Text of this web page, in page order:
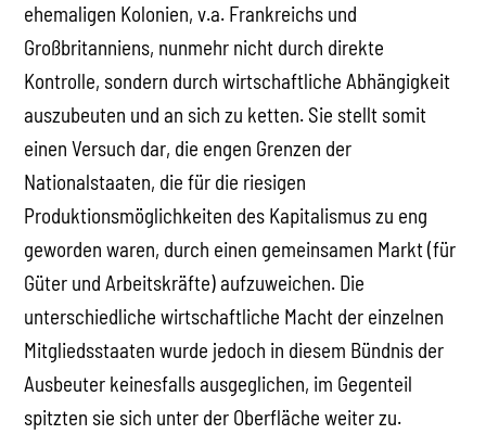
ehemaligen Kolonien, v.a. Frankreichs und
Großbritanniens, nunmehr nicht durch direkte
Kontrolle, sondern durch wirtschaftliche Abhängigkeit
auszubeuten und an sich zu ketten. Sie stellt somit
einen Versuch dar, die engen Grenzen der
Nationalstaaten, die für die riesigen
Produktionsmöglichkeiten des Kapitalismus zu eng
geworden waren, durch einen gemeinsamen Markt (für
Güter und Arbeitskräfte) aufzuweichen. Die
unterschiedliche wirtschaftliche Macht der einzelnen
Mitgliedsstaaten wurde jedoch in diesem Bündnis der
Ausbeuter keinesfalls ausgeglichen, im Gegenteil
spitzten sie sich unter der Oberfläche weiter zu.